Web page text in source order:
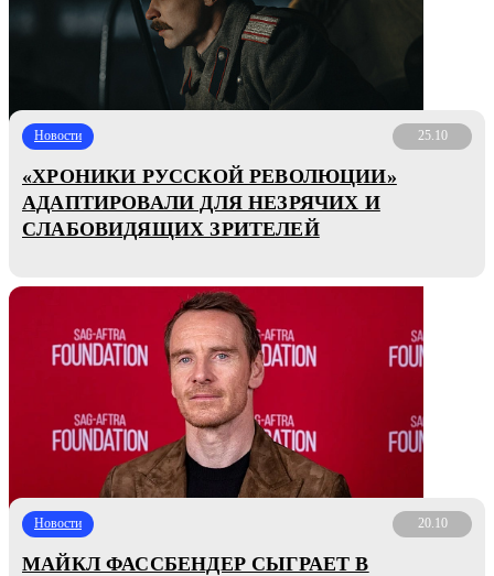
Новости 25.10
«ХРОНИКИ РУССКОЙ РЕВОЛЮЦИИ»
АДАПТИРОВАЛИ ДЛЯ НЕЗРЯЧИХ И
СЛАБОВИДЯЩИХ ЗРИТЕЛЕЙ
Новости 20.10
МАЙКЛ ФАССБЕНДЕР СЫГРАЕТ В